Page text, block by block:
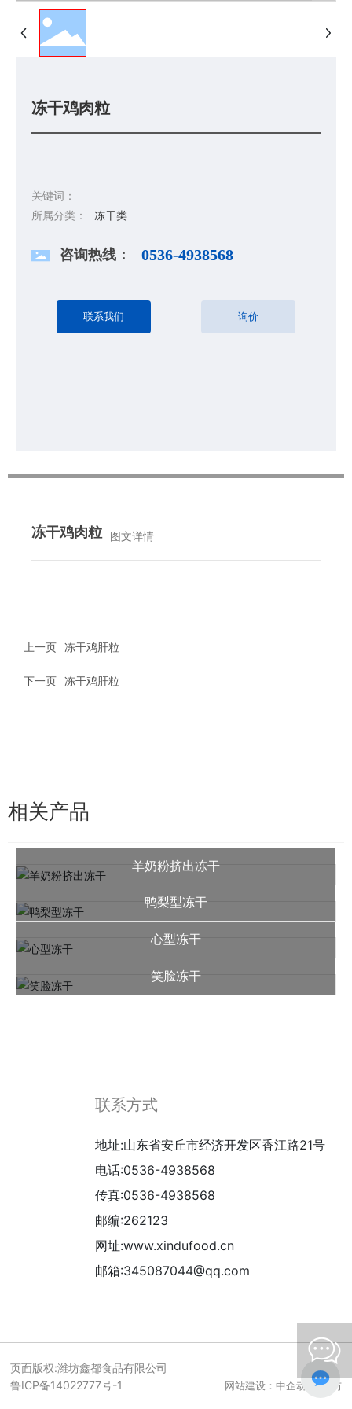
冻干鸡肉粒
关键词：
所属分类：
冻干类
咨询热线： 0536-4938568
联系我们 询价
冻干鸡肉粒 图文详情
上一页 冻干鸡肝粒
下一页 冻干鸡肝粒
相关产品
羊奶粉挤出冻干
鸭梨型冻干
心型冻干
笑脸冻干
联系方式
地址:山东省安丘市经济开发区香江路21号
电话:0536-4938568
传真:0536-4938568
邮编:262123
网址:www.xindufood.cn
邮箱:345087044@qq.com
页面版权:潍坊鑫都食品有限公司
鲁ICP备14022777号-1
网站建设：中企动力 潍坊